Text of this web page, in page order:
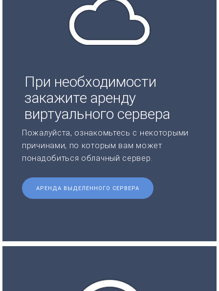
При необходимости
закажите аренду
виртуального сервера
Пожалуйста, ознакомьтесь с некоторыми
причинами, по которым вам может
понадобиться облачный сервер.
АРЕНДА ВЫДЕЛЕННОГО СЕРВЕРА